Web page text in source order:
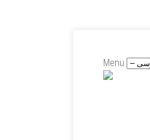
Menu